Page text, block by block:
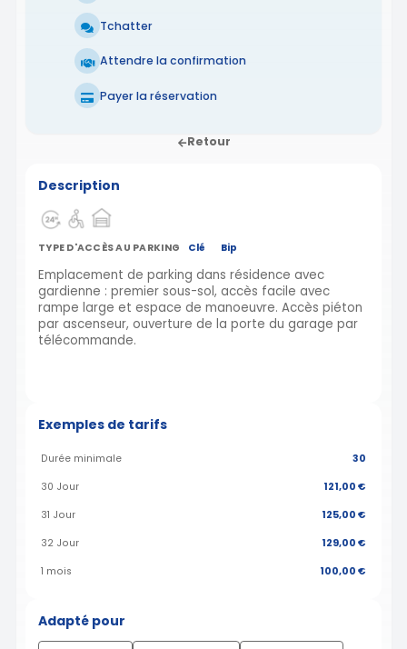
Tchatter
Attendre la confirmation
Payer la réservation
Retour
Description
TYPE D'ACCÈS AU PARKING Clé Bip
Emplacement de parking dans résidence avec
gardienne : premier sous-sol, accès facile avec
rampe large et espace de manoeuvre. Accès piéton
par ascenseur, ouverture de la porte du garage par
télécommande.
Exemples de tarifs
Durée minimale 30
30 Jour 121,00 €
31 Jour 125,00 €
32 Jour 129,00 €
1 mois 100,00 €
Adapté pour